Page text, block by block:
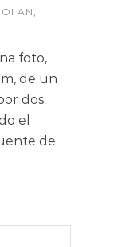
AN
foto,
de un
dos
el
de